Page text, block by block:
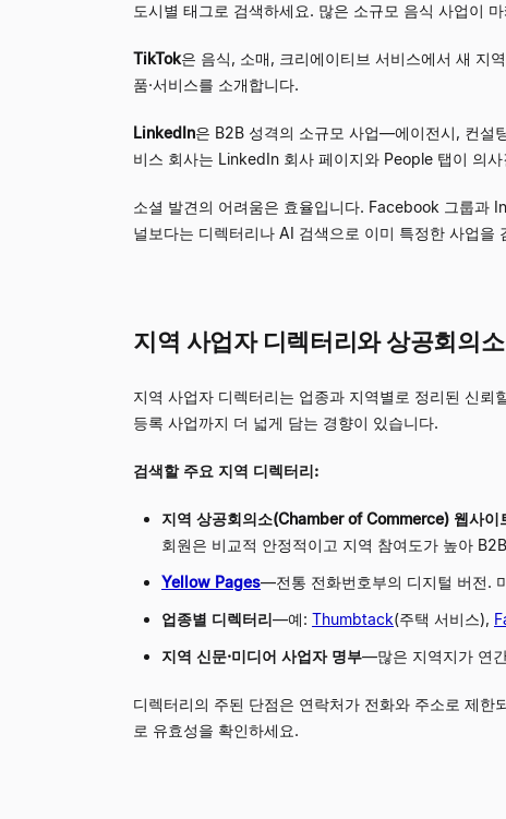
도시별 태그로 검색하세요. 많은 소규모 음식 사업이
TikTok은 음식, 소매, 크리에이티브 서비스에서 새 지
품·서비스를 소개합니다.
LinkedIn은 B2B 성격의 소규모 사업—에이전시, 컨설
비스 회사는 LinkedIn 회사 페이지와 People 탭이 의
소셜 발견의 어려움은 효율입니다. Facebook 그룹과
널보다는 디렉터리나 AI 검색으로 이미 특정한 사업을
지역 사업자 디렉터리와 상공회의
지역 사업자 디렉터리는 업종과 지역별로 정리된 신
등록 사업까지 더 넓게 담는 경향이 있습니다.
검색할 주요 지역 디렉터리:
지역 상공회의소(Chamber of Commerce) 웹사이
회원은 비교적 안정적이고 지역 참여도가 높아
Yellow Pages—전통 전화번호부의 디지털 버전.
업종별 디렉터리—예: Thumbtack(주택 서비스),
지역 신문·미디어 사업자 명부—많은 지역지가 연
디렉터리의 주된 단점은 연락처가 전화와 주소로 제
로 유효성을 확인하세요.